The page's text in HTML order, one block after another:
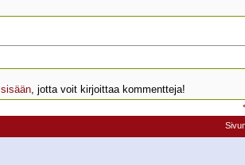
, jotta voit kirjoittaa kommentteja!